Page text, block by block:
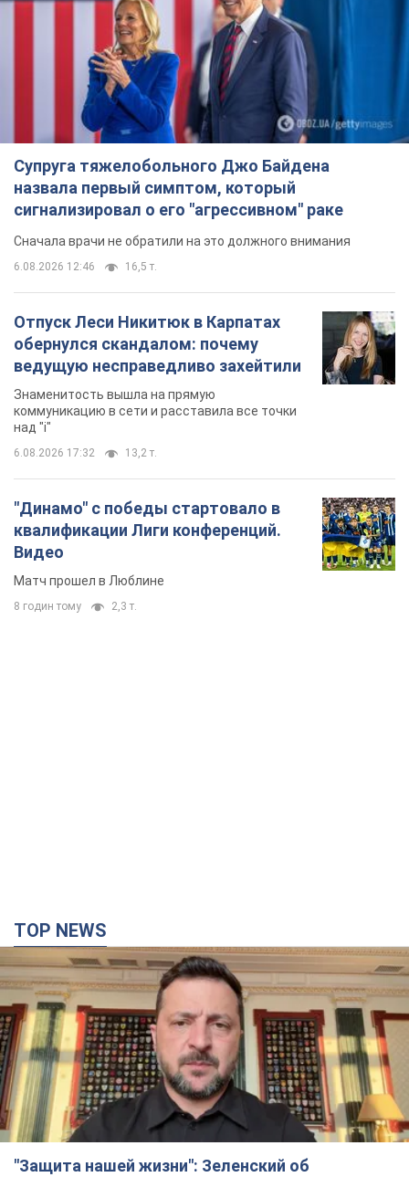
Супруга тяжелобольного Джо Байдена
назвала первый симптом, который
сигнализировал о его "агрессивном" раке
Сначала врачи не обратили на это должного внимания
6.08.2026 12:46 16,5 т.
Отпуск Леси Никитюк в Карпатах
обернулся скандалом: почему
ведущую несправедливо захейтили
Знаменитость вышла на прямую
коммуникацию в сети и расставила все точки
над "i"
6.08.2026 17:32 13,2 т.
"Динамо" с победы стартовало в
квалификации Лиги конференций.
Видео
Матч прошел в Люблине
8 годин тому 2,3 т.
TOP NEWS
"Защита нашей жизни": Зеленский об